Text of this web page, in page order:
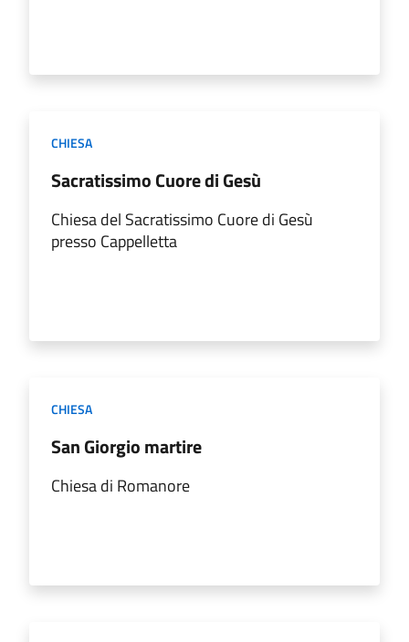
CHIESA
Sacratissimo Cuore di Gesù
Chiesa del Sacratissimo Cuore di Gesù
presso Cappelletta
CHIESA
San Giorgio martire
Chiesa di Romanore